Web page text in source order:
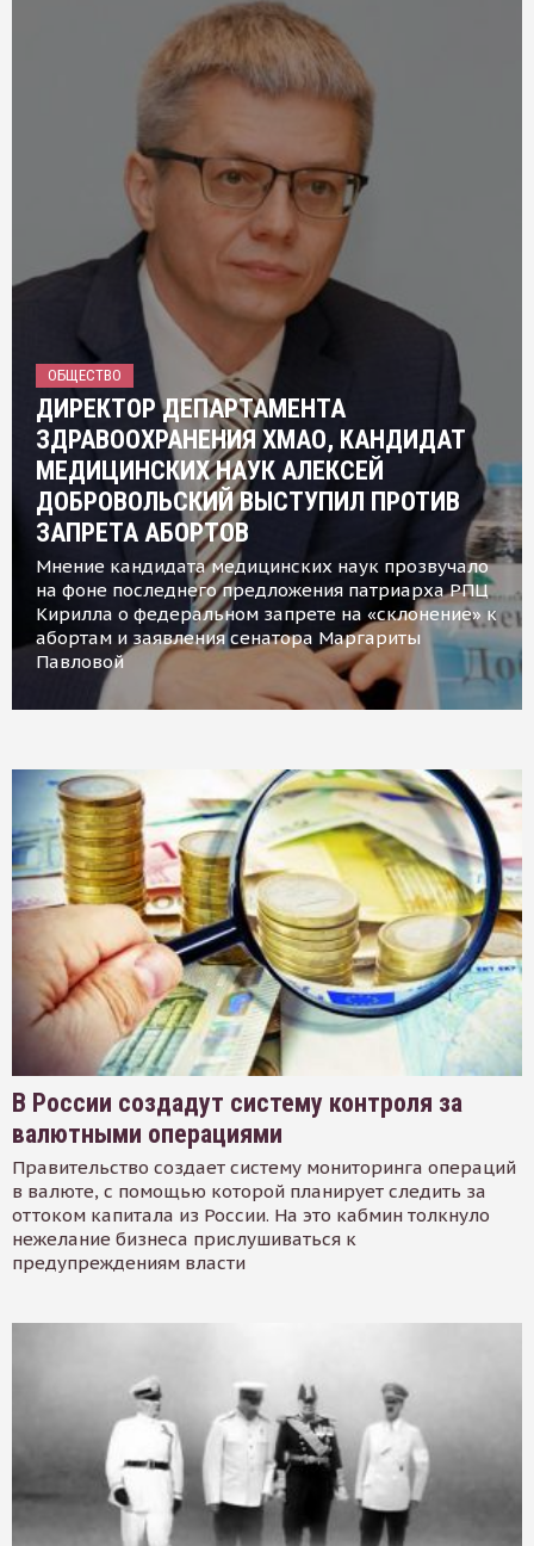
ОБЩЕСТВО
ДИРЕКТОР ДЕПАРТАМЕНТА
ЗДРАВООХРАНЕНИЯ ХМАО, КАНДИДАТ
МЕДИЦИНСКИХ НАУК АЛЕКСЕЙ
ДОБРОВОЛЬСКИЙ ВЫСТУПИЛ ПРОТИВ
ЗАПРЕТА АБОРТОВ
Мнение кандидата медицинских наук прозвучало
на фоне последнего предложения патриарха РПЦ
Кирилла о федеральном запрете на «склонение» к
абортам и заявления сенатора Маргариты
Павловой
В России создадут систему контроля за
валютными операциями
Правительство создает систему мониторинга операций
в валюте, с помощью которой планирует следить за
оттоком капитала из России. На это кабмин толкнуло
нежелание бизнеса прислушиваться к
предупреждениям власти